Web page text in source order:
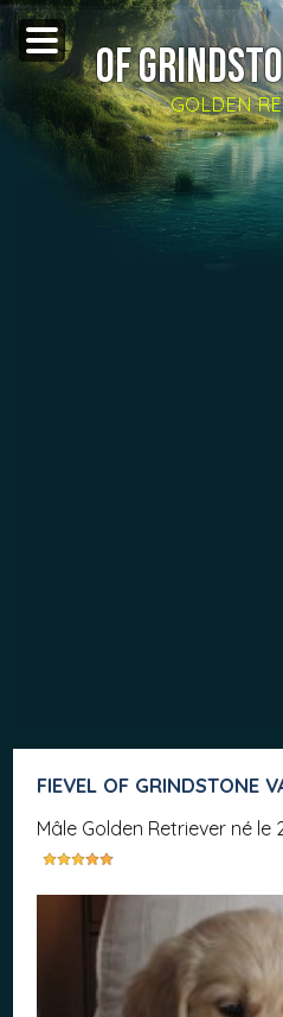
OF
GOLDEN
FIEVEL OF GRINDSTONE
mâle Golden Retriever né